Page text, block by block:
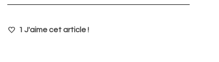
1 J'aime cet article !